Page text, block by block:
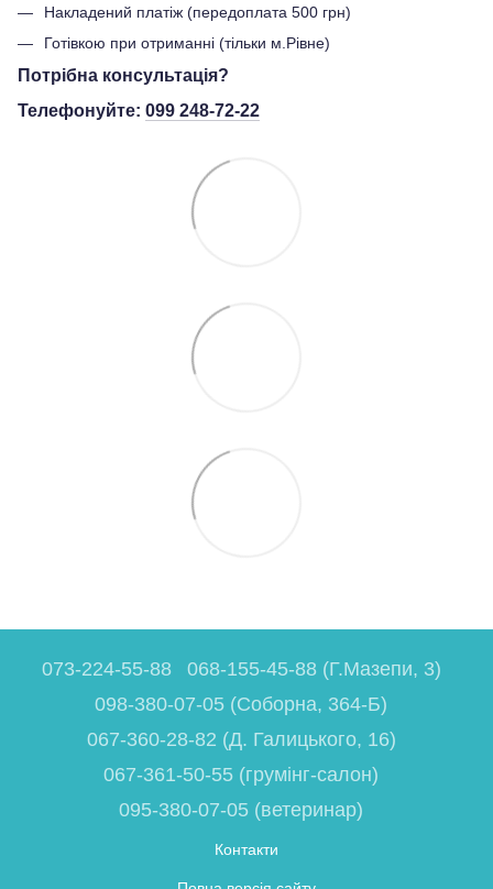
Накладений платіж (передоплата 500 грн)
Готівкою при отриманні (тільки м.Рівне)
Потрібна консультація?
Телефонуйте: 099 248-72-22
073-224-55-88
068-155-45-88 (Г.Мазепи, 3)
098-380-07-05 (Соборна, 364-Б)
067-360-28-82 (Д. Галицького, 16)
067-361-50-55 (грумінг-салон)
095-380-07-05 (ветеринар)
Контакти